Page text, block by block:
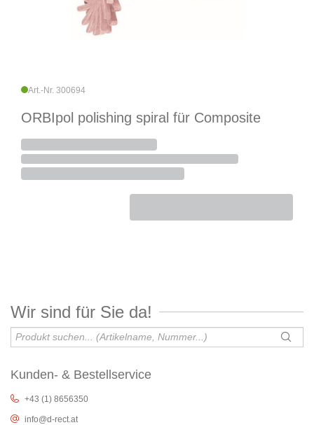
Art.-Nr. 300694
ORBIpol polishing spiral für Composite
Wir sind für Sie da!
Kunden- & Bestellservice
+43 (1) 8656350
info@d-rect.at